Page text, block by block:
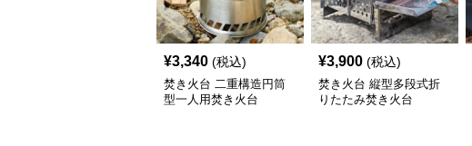
¥3,340 (税込)
焚き火台 二重構造円筒
型一人用焚き火台
¥3,900 (税込)
焚き火台 縦型多段式折
りたたみ焚き火台